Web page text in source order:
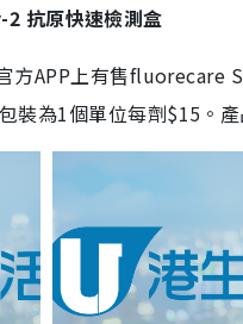
抗原快速檢測盒
方APP上有售fluorecare
裝為1個單位每劑$15。